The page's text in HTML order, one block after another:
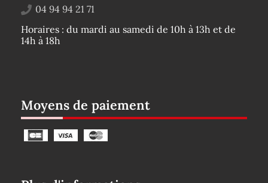
04 94 94 21 71
Horaires : du mardi au samedi de 10h à 13h et de
14h à 18h
Moyens de paiement